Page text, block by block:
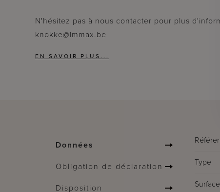
N'hésitez pas à nous contacter pour plus
knokke@immax.be
Données
Obligation de déclaration
Disposition
Type